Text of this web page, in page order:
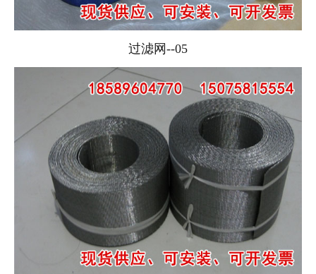
过滤网--05